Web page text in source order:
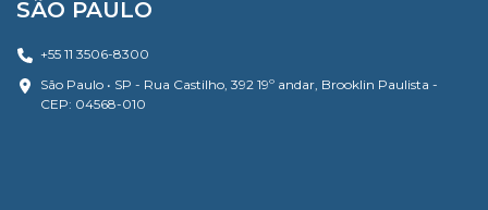
SÃO PAULO
+55 11 3506-8300
São Paulo • SP - Rua Castilho, 392 19º andar, Brooklin Paulista -
CEP: 04568-010